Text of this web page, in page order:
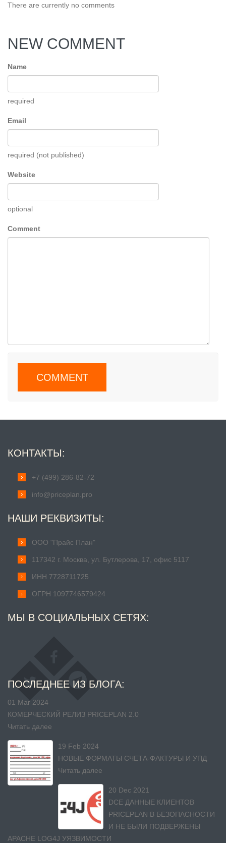
There are currently no comments
NEW COMMENT
Name
required
Email
required (not published)
Website
optional
Comment
КОНТАКТЫ:
+7 (499) 286-82-72
info@priceplan.pro
НАШИ РЕКВИЗИТЫ:
ООО "Прайс План"
117342 г. Москва, ул. Бутлерова, 17, офис 5117
ИНН 7728711725
ОГРН 1097746579424
МЫ В СОЦИАЛЬНЫХ СЕТЯХ:
ПОСЛЕДНЕЕ ИЗ БЛОГА:
01 Mar 2024
КОМЕРЧЕСКИЙ РЕЛИЗ PRICEPLAN 2.0
Читать далее
19 Feb 2024
НОВЫЕ ФОРМАТЫ СЧЕТА-ФАКТУРЫ И УПД
Читать далее
20 Dec 2021
DСЕ ДАННЫЕ КЛИЕНТОВ
PRICEPLAN В БЕЗОПАСНОСТИ
И НЕ БЫЛИ ПОДВЕРЖЕНЫ
APACHE LOG4J УЯЗВИМОСТИ